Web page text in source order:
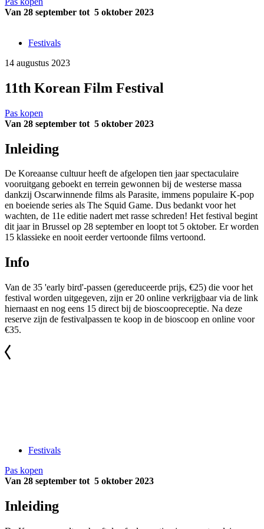
Van 28 september tot 5 oktober 2023
Festivals
14 augustus 2023
11th Korean Film Festival
Pas kopen
Van 28 september tot 5 oktober 2023
Inleiding
De Koreaanse cultuur heeft de afgelopen tien jaar spectaculaire
vooruitgang geboekt en terrein gewonnen bij de westerse massa
dankzij Oscarwinnende films als Parasite, immens populaire K-pop
en boeiende series als The Squid Game. Dus bedankt voor het
wachten, de 11e editie nadert met rasse schreden! Het festival begint
dit jaar in Brussel op 28 september en loopt tot 5 oktober. Er worden
15 klassieke en nooit eerder vertoonde films vertoond.
Info
Van de 35 'early bird'-passen (gereduceerde prijs, €25) die voor het
festival worden uitgegeven, zijn er 20 online verkrijgbaar via de link
hiernaast en nog eens 15 direct bij de bioscoopreceptie. Na deze
reserve zijn de festivalpassen te koop in de bioscoop en online voor
€35.
Festivals
Pas kopen
Van 28 september tot 5 oktober 2023
Inleiding